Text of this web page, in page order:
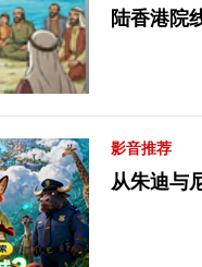
陆香港院
影音推荐
从朱迪与